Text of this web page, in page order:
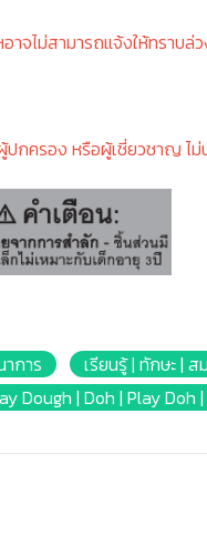
ไม่สามารถแจ้งให้ทราบ
ครอง หรือผู้เชี่ยวชาญ ไม่
การ
เรียนรู้ | ทักษะ | ส
Dough | Doh | Play